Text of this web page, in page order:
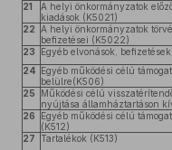
21
A helyi önkormányzatok
kiadások (K5021)
22 A helyi önkormányzatok
befizetései (K5022)
23 Egyéb elvonások,
24 Egyéb működési célú
belülre(K506)
25
Működési célú
nyújtása államháztartáson
26
Egyéb működési célú
(K512)
27 Tartalékok (K513)